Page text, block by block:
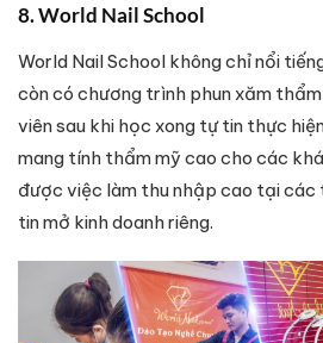
8. World Nail School
World Nail School không chỉ nổi
còn có chương trình phun xăm
viên sau khi học xong tự tin thực
mang tính thẩm mỹ cao cho các
được việc làm thu nhập cao tại
tin mở kinh doanh riêng.